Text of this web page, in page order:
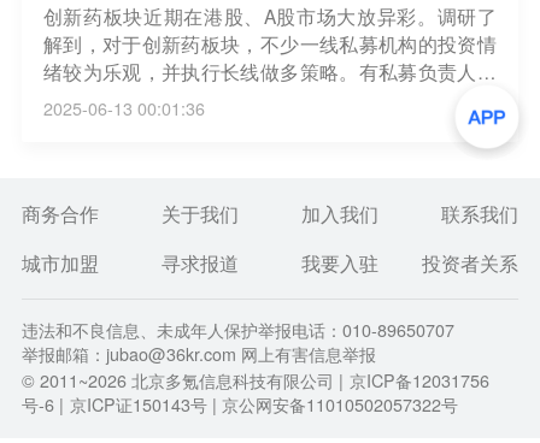
创新药板块近期在港股、A股市场大放异彩。调研了
解到，对于创新药板块，不少一线私募机构的投资情
绪较为乐观，并执行长线做多策略。有私募负责人透
露，至少在今年之内，会将其配置的优质创新药资产
2025-06-13 00:01:36
商务合作 关于我们 加入我们
联系我们
城市加盟
寻求报道 我要入驻 投资者关系
违法和不良信息、未成年人保护举报电话：010-89650707
举报邮箱：jubao@36kr.com 网上有害信息举报
© 2011~2026北京多氪信息科技有限公司 | 京ICP备12031756
号-6 | 京ICP证150143号 | 京公网安备11010502057322号